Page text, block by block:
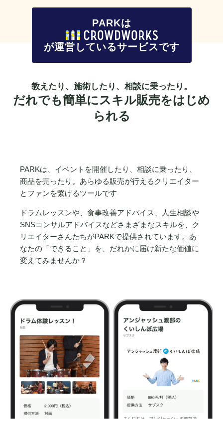
PARKは
が運営しているサービスです
教えたり、施術したり、相談に乗ったり。
だれでも簡単にスキル販売をはじめ
られる
PARKは、イベントを開催したり、相談に乗ったり、
商品を売ったり。あらゆる販売が行えるクリエイター
とファンを繋げるツールです
ドラムレッスンや、食事改善アドバイス、人生相談や
SNSコンサルアドバイスなどさまざまなスキルを、ク
リエイターさんたちがPARKで提供されています。あ
なたの「できること」を、だれかに届け新たな価値に
変えてみませんか？